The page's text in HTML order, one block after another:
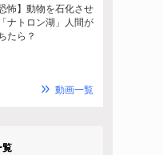
恐怖】動物を石化させ
ナトロン湖」人間が
たら？
動画一覧
覧